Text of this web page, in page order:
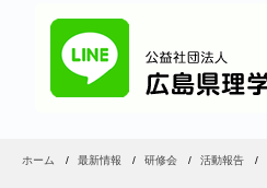
ホーム 最新情報 研修会 活動報告